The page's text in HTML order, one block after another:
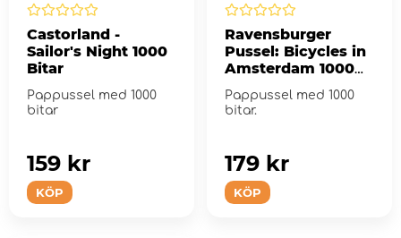
Castorland -
Sailor's Night 1000
Bitar
Pappussel med 1000
bitar
KÖP
159 kr
Ravensburger
Pussel: Bicycles in
Amsterdam 1000
Pappussel med 1000
bitar.
KÖP
179 kr